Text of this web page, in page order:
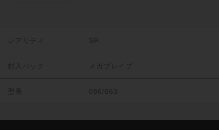
レアリティ SR
封入パック メガブレイブ
型番 086/063